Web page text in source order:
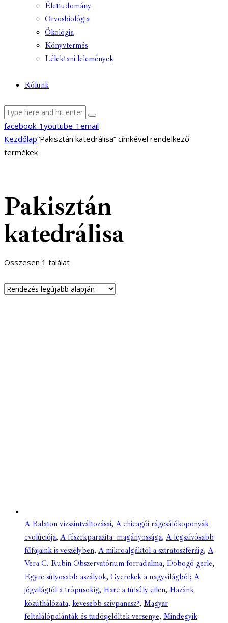
Élettudomány
Orvosbiológia
Ökológia
Könyvtermés
Lélektani lelemények
Rólunk
facebook-1 youtube-1 email
Kezdőlap“Pakisztán katedrálisa” címkével rendelkező
termékek
Pakisztán
katedrálisa
Összesen 1 találat
A Balaton vízszintváltozásai, A chicagói rágcsálókoponyák
evolúciója, A fészekparazita magányossága, A legszívósabb
fűfajaink is veszélyben, A mikroalgáktól a sztratoszféráig, A
Vera C. Rubin Obszervatórium forradalma, Dobogó gerle,
Egyre súlyosabb aszályok, Gyerekek a nagyvilágból; A
jégvilágtól a trópusokig, Harc a túlsúly ellen, Hazánk
közúthálózata, kevesebb szívpanasz?, Magyar
feltalálópalánták és tudósjelöltek versenye, Mindegyik